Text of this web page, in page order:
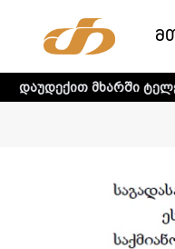
ტელე-რადიო